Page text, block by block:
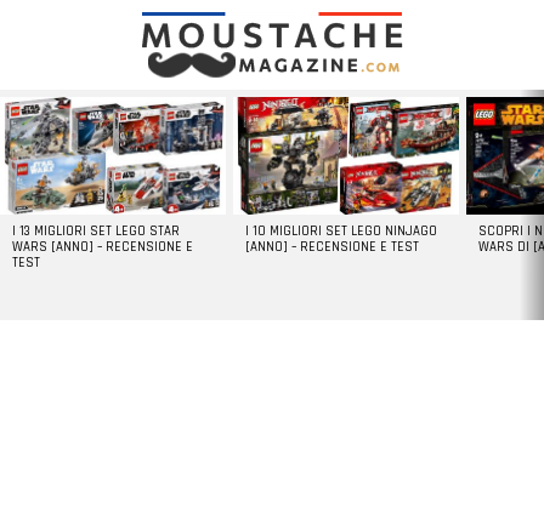
LATEST
STORIES
I 13 MIGLIORI SET LEGO STAR
WARS [ANNO] – RECENSIONE E
TEST
I 10 MIGLIORI SET LEGO NINJAGO
[ANNO] – RECENSIONE E TEST
SCOPRI I
WARS DI